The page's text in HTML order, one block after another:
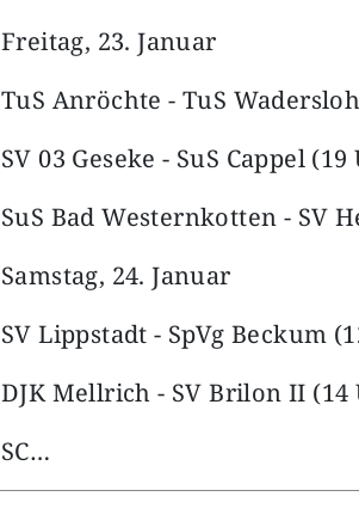
Freitag, 23. Januar
TuS Anröchte - TuS
SV 03 Geseke - SuS Cappel (19
SuS Bad Westernkotten - SV
Samstag, 24. Januar
SV Lippstadt - SpVg Beckum
DJK Mellrich - SV Brilon II (14
SC…